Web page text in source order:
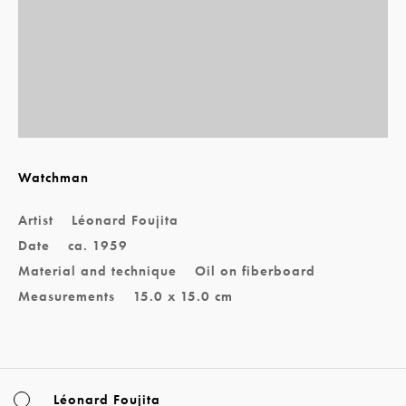
Watchman
Artist
Léonard Foujita
Date
ca. 1959
Material and technique
Oil on fiberboard
Measurements
15.0 x 15.0 cm
Léonard Foujita